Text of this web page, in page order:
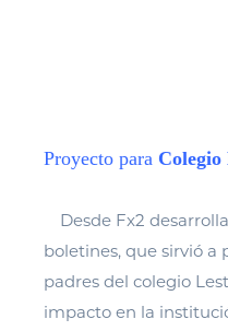
Proyecto para Colegio
Desde Fx2
boletines, que sirvió a
padres del colegio
impacto en la